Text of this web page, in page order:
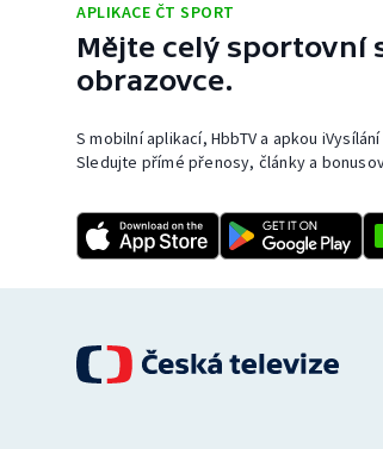
APLIKACE ČT SPORT
Mějte celý sportovní
obrazovce.
S mobilní aplikací, HbbTV a apkou
Sledujte přímé přenosy, články a